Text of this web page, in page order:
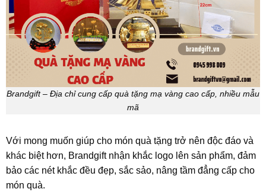
Brandgift – Địa chỉ cung cấp quà tặng mạ vàng cao cấp, nhiều mẫu
mã
Với mong muốn giúp cho món quà tặng trở nên độc đáo và
khác biệt hơn, Brandgift nhận khắc logo lên sản phẩm, đảm
bảo các nét khắc đều đẹp, sắc sảo, nâng tầm đẳng cấp cho
món quà.